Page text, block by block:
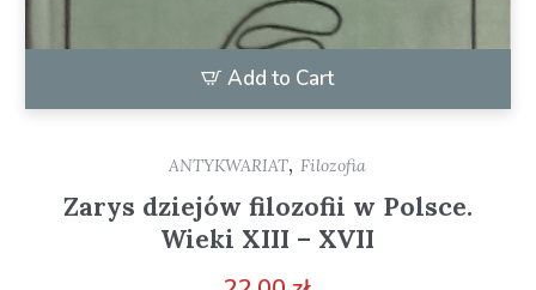
Add to Cart
ANTYKWARIAT,Filozofia
Zarys dziejów filozofii w Polsce.
Wieki XIII – XVII